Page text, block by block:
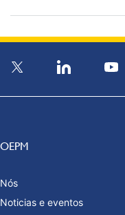
OEPM
Nós
Noticias e eventos